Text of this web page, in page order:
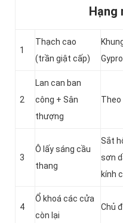
Hạng
1
Thạch cao
(trần giật cấp)
2
Lan can ban
công + Sân
thượng
3
Ô lấy sáng cầu
thang
Sắt
sơn
kính
4
Ổ khoá các cửa
còn lại
Chủ